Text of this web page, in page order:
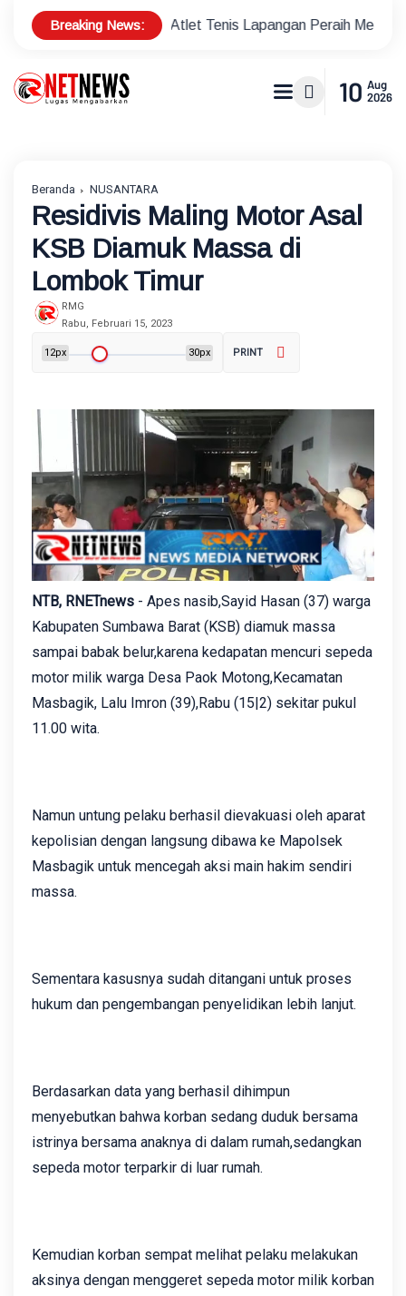
Breaking News:
Bonus Atlet Tenis Lapangan Peraih Medali di Ajang Porprov
10 Aug
2026
Beranda NUSANTARA
Residivis Maling Motor Asal
KSB Diamuk Massa di
Lombok Timur
RMG
Rabu, Februari 15, 2023
12px 30px PRINT
NTB, RNETnews - Apes nasib,Sayid Hasan (37) warga
Kabupaten Sumbawa Barat (KSB) diamuk massa
sampai babak belur,karena kedapatan mencuri sepeda
motor milik warga Desa Paok Motong,Kecamatan
Masbagik, Lalu Imron (39),Rabu (15|2) sekitar pukul
11.00 wita.‎
Namun untung pelaku berhasil dievakuasi oleh aparat
kepolisian dengan langsung dibawa ke Mapolsek
Masbagik untuk mencegah aksi main hakim sendiri
massa.
Sementara kasusnya sudah ditangani untuk proses
hukum dan pengembangan penyelidikan lebih lanjut.
Berdasarkan data yang berhasil dihimpun
menyebutkan bahwa ‎korban sedang duduk bersama
istrinya bersama anaknya di dalam rumah,sedangkan
sepeda motor terparkir di luar rumah.
Kemudian korban sempat melihat pelaku melakukan
aksinya dengan menggeret sepeda motor milik korban